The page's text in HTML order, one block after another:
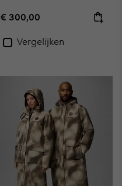
Regular price:
€ 300,00
Vergelijken